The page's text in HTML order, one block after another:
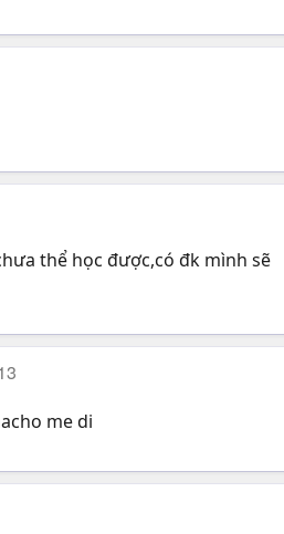
thể học được,có đk mình sẽ
me di